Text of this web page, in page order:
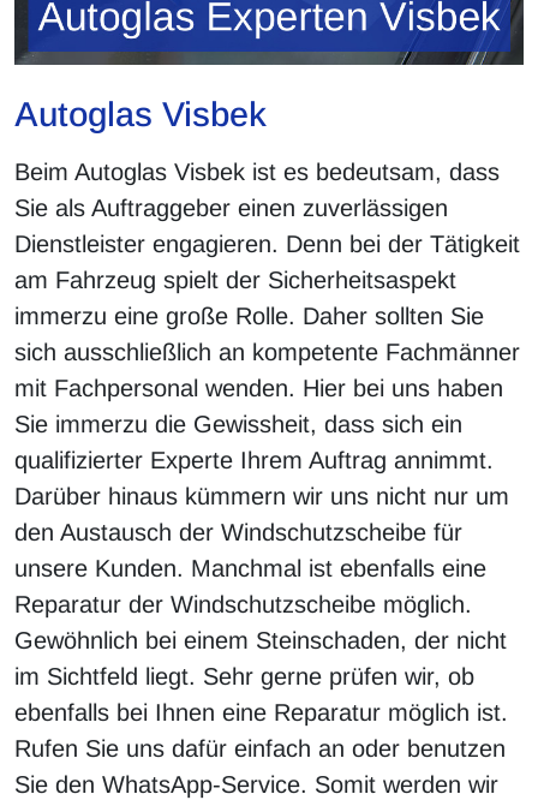
Autoglas Visbek
Beim Autoglas Visbek ist es bedeutsam, dass
Sie als Auftraggeber einen zuverlässigen
Dienstleister engagieren. Denn bei der Tätigkeit
am Fahrzeug spielt der Sicherheitsaspekt
immerzu eine große Rolle. Daher sollten Sie
sich ausschließlich an kompetente Fachmänner
mit Fachpersonal wenden. Hier bei uns haben
Sie immerzu die Gewissheit, dass sich ein
qualifizierter Experte Ihrem Auftrag annimmt.
Darüber hinaus kümmern wir uns nicht nur um
den Austausch der Windschutzscheibe für
unsere Kunden. Manchmal ist ebenfalls eine
Reparatur der Windschutzscheibe möglich.
Gewöhnlich bei einem Steinschaden, der nicht
im Sichtfeld liegt. Sehr gerne prüfen wir, ob
ebenfalls bei Ihnen eine Reparatur möglich ist.
Rufen Sie uns dafür einfach an oder benutzen
Sie den WhatsApp-Service. Somit werden wir